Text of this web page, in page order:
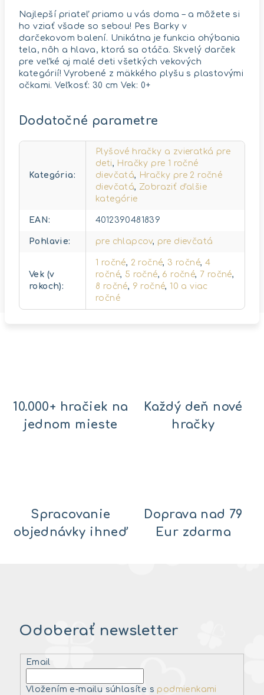
Najlepší priateľ priamo u vás doma – a môžete si
ho vziať všade so sebou! Pes Barky v
darčekovom balení. Unikátna je funkcia ohýbania
tela, nôh a hlava, ktorá sa otáča. Skvelý darček
pre veľké aj malé deti všetkých vekových
kategórií! Vyrobené z mäkkého plyšu s plastovými
očkami. Veľkosť: 30 cm Vek: 0+
Dodatočné parametre
Kategória:
Plyšové hračky a zvieratká pre
deti, Hračky pre 1 ročné
dievčatá, Hračky pre 2 ročné
dievčatá, Zobraziť ďalšie
kategórie
EAN: 4012390481839
Pohlavie: pre chlapcov, pre dievčatá
Vek (v
rokoch):
1 ročné, 2 ročné, 3 ročné, 4
ročné, 5 ročné, 6 ročné,7 ročné,
8 ročné, 9 ročné,10 a viac
ročné
10.000+ hračiek na
jednom mieste
Každý deň nové
hračky
Spracovanie
objednávky ihneď
Doprava nad 79
Eur zdarma
Odoberať newsletter
Email
Vložením e-mailu súhlasíte s podmienkami